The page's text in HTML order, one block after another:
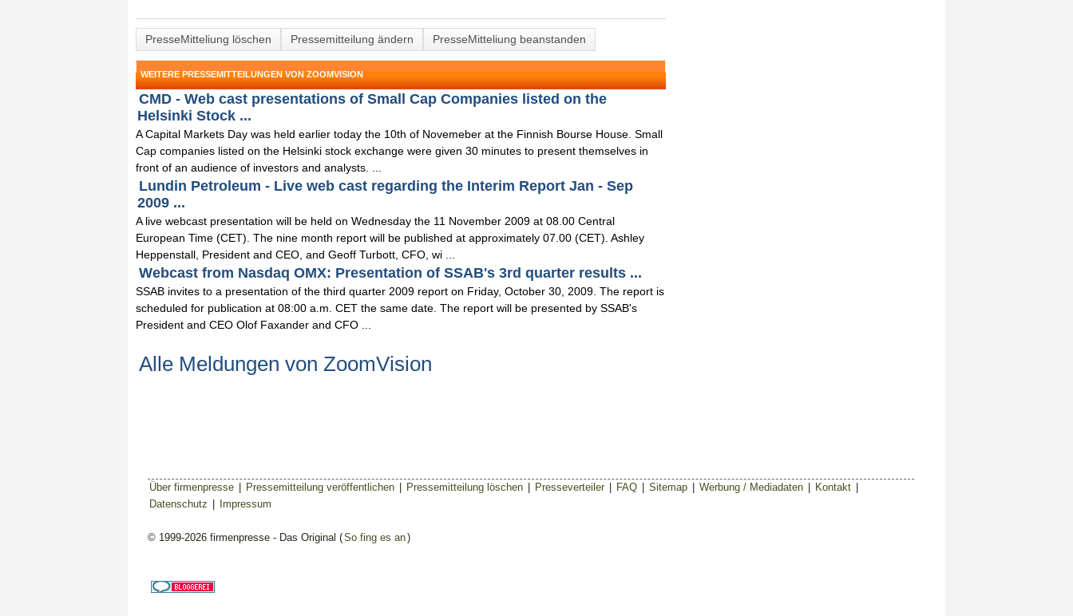
PresseMitteliung löschen Pressemitteilung ändern PresseMitteliung beanstanden
WEITERE PRESSEMITTEILUNGEN VON ZOOMVISION
CMD - Web cast presentations of Small Cap Companies listed on the
Helsinki Stock ...
A Capital Markets Day was held earlier today the 10th of Novemeber at the Finnish Bourse House. Small
Cap companies listed on the Helsinki stock exchange were given 30 minutes to present themselves in
front of an audience of investors and analysts. ...
Lundin Petroleum - Live web cast regarding the Interim Report Jan - Sep
2009 ...
A live webcast presentation will be held on Wednesday the 11 November 2009 at 08.00 Central
European Time (CET). The nine month report will be published at approximately 07.00 (CET). Ashley
Heppenstall, President and CEO, and Geoff Turbott, CFO, wi ...
Webcast from Nasdaq OMX: Presentation of SSAB's 3rd quarter results ...
SSAB invites to a presentation of the third quarter 2009 report on Friday, October 30, 2009. The report is
scheduled for publication at 08:00 a.m. CET the same date. The report will be presented by SSAB's
President and CEO Olof Faxander and CFO ...
Alle Meldungen von ZoomVision
Über firmenpresse Pressemitteilung veröffentlichen Pressemitteilung löschen Presseverteiler FAQ Sitemap Werbung / Mediadaten Kontakt
Datenschutz
Impressum
© 1999-2026 firmenpresse - Das Original (So fing es an)